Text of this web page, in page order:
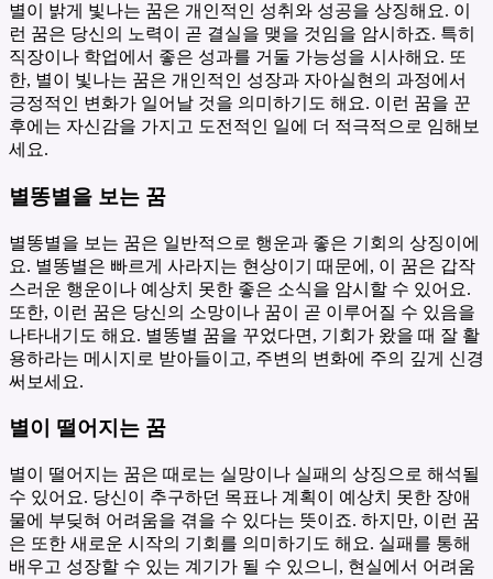
별이 밝게 빛나는 꿈은 개인적인 성취와 성공을 상징해요. 이
런 꿈은 당신의 노력이 곧 결실을 맺을 것임을 암시하죠. 특히
직장이나 학업에서 좋은 성과를 거둘 가능성을 시사해요. 또
한, 별이 빛나는 꿈은 개인적인 성장과 자아실현의 과정에서
긍정적인 변화가 일어날 것을 의미하기도 해요. 이런 꿈을 꾼
후에는 자신감을 가지고 도전적인 일에 더 적극적으로 임해보
세요.
별똥별을 보는 꿈
별똥별을 보는 꿈은 일반적으로 행운과 좋은 기회의 상징이에
요. 별똥별은 빠르게 사라지는 현상이기 때문에, 이 꿈은 갑작
스러운 행운이나 예상치 못한 좋은 소식을 암시할 수 있어요.
또한, 이런 꿈은 당신의 소망이나 꿈이 곧 이루어질 수 있음을
나타내기도 해요. 별똥별 꿈을 꾸었다면, 기회가 왔을 때 잘 활
용하라는 메시지로 받아들이고, 주변의 변화에 주의 깊게 신경
써보세요.
별이 떨어지는 꿈
별이 떨어지는 꿈은 때로는 실망이나 실패의 상징으로 해석될
수 있어요. 당신이 추구하던 목표나 계획이 예상치 못한 장애
물에 부딪혀 어려움을 겪을 수 있다는 뜻이죠. 하지만, 이런 꿈
은 또한 새로운 시작의 기회를 의미하기도 해요. 실패를 통해
배우고 성장할 수 있는 계기가 될 수 있으니, 현실에서 어려움